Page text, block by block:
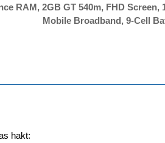
RAM, 2GB GT 540m, FHD
Mobile Broadband, 9-Cell
hakt: